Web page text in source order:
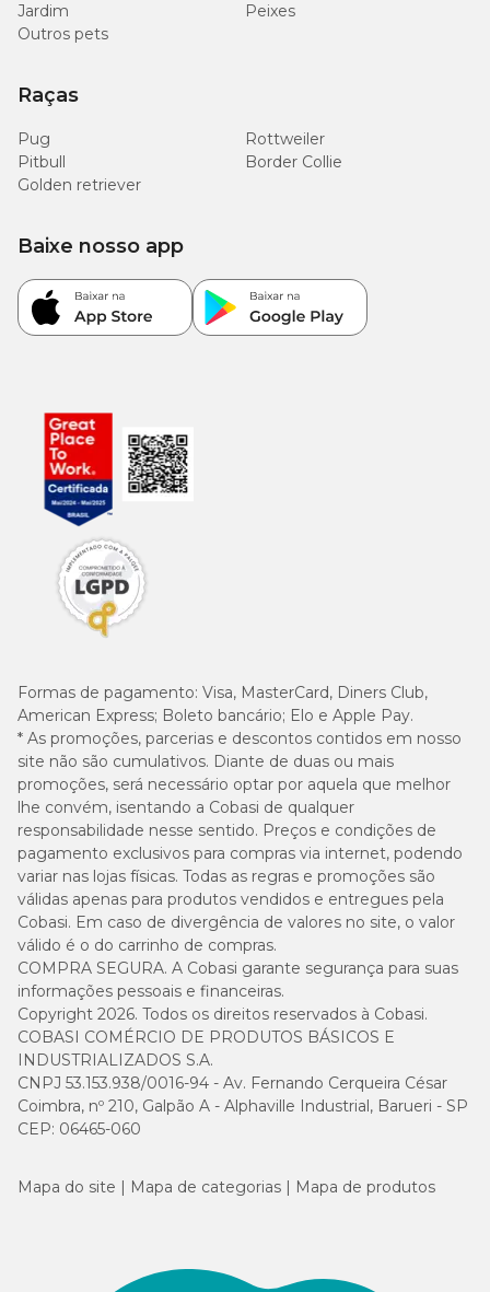
Jardim
Peixes
Outros pets
Raças
Pug
Rottweiler
Pitbull
Border Collie
Golden retriever
Formas de pagamento: Visa, MasterCard, Diners Club,
American Express; Boleto bancário; Elo e Apple Pay.
* As promoções, parcerias e descontos contidos em nosso
site não são cumulativos. Diante de duas ou mais
promoções, será necessário optar por aquela que melhor
lhe convém, isentando a Cobasi de qualquer
responsabilidade nesse sentido. Preços e condições de
pagamento exclusivos para compras via internet, podendo
variar nas lojas físicas. Todas as regras e promoções são
válidas apenas para produtos vendidos e entregues pela
Cobasi. Em caso de divergência de valores no site, o valor
válido é o do carrinho de compras.
COMPRA SEGURA. A Cobasi garante segurança para suas
informações pessoais e financeiras.
Copyright 2026. Todos os direitos reservados à Cobasi.
COBASI COMÉRCIO DE PRODUTOS BÁSICOS E
INDUSTRIALIZADOS S.A.
CNPJ 53.153.938/0016-94 - Av. Fernando Cerqueira César
Coimbra, nº 210, Galpão A - Alphaville Industrial, Barueri - SP
CEP: 06465-060
Baixe nosso app
Mapa do site Mapa de categorias Mapa de produtos